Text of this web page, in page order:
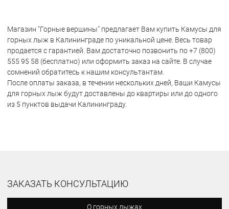
Магазин "Горные вершины" предлагает Вам купить Камусы для
горных лыж в Калининграде по уникальной цене. Весь товар
продается с гарантией. Вам достаточно позвонить по +7 (800)
555 95 58 (бесплатно) или оформить заказ на сайте. В случае
сомнений обратитесь к нашим консультантам.
После оплаты заказа, в течении нескольких дней, Ваши Камусы
для горных лыж будут доставлены до квартиры или до одного
из 5 пунктов выдачи Калининграду.
ЗАКАЗАТЬ КОНСУЛЬТАЦИЮ
О горных лыжах